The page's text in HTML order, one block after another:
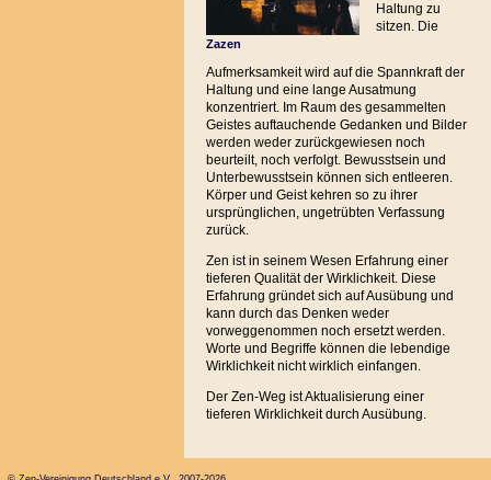
Zazen
Haltung zu
sitzen. Die
Aufmerksamkeit wird auf die Spannkraft der
Haltung und eine lange Ausatmung
konzentriert. Im Raum des gesammelten
Geistes auftauchende Gedanken und Bilder
werden weder zurückgewiesen noch
beurteilt, noch verfolgt. Bewusstsein und
Unterbewusstsein können sich entleeren.
Körper und Geist kehren so zu ihrer
ursprünglichen, ungetrübten Verfassung
zurück.
Zen ist in seinem Wesen Erfahrung einer
tieferen Qualität der Wirklichkeit. Diese
Erfahrung gründet sich auf Ausübung und
kann durch das Denken weder
vorweggenommen noch ersetzt werden.
Worte und Begriffe können die lebendige
Wirklichkeit nicht wirklich einfangen.
Der Zen-Weg ist Aktualisierung einer
tieferen Wirklichkeit durch Ausübung.